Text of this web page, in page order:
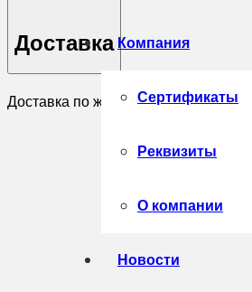
Компания
Сертификаты
Реквизиты
О компании
Новости
Доставка
Доставка по желанию покупателя.